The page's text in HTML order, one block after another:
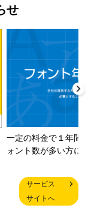
せ
一定の料金で１年間
ォント数が多い方に
サービス
サイトへ